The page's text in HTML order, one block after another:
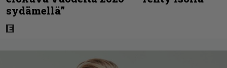
sydämellä”